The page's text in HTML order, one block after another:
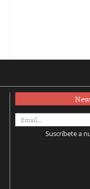
Suscríbete a